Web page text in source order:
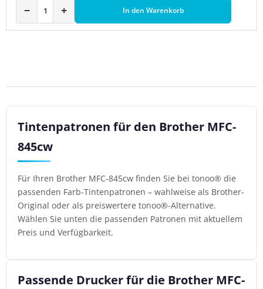
− + In den Warenkorb
Tintenpatronen für den Brother MFC-
845cw
Für Ihren Brother MFC-845cw finden Sie bei tonoo® die
passenden Farb-Tintenpatronen – wahlweise als Brother-
Original oder als preiswertere tonoo®-Alternative.
Wählen Sie unten die passenden Patronen mit aktuellem
Preis und Verfügbarkeit.
Passende Drucker für die Brother MFC-